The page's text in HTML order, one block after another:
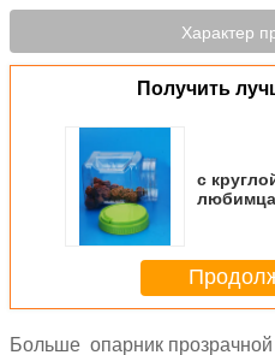
Характер
Получить
с
Больше опарник